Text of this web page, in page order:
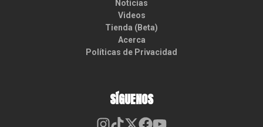
Noticias
Videos
Tienda (Beta)
Acerca
Políticas de Privacidad
SÍGUENOS